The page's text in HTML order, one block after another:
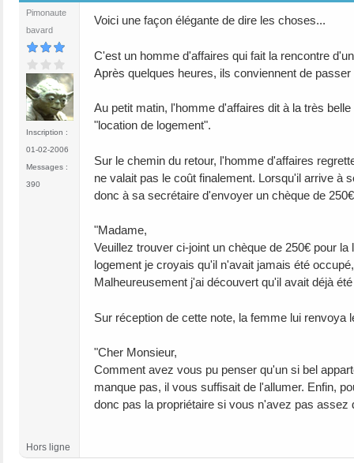
Pimonaute
bavard
Inscription :
01-02-2006
Messages :
390
Voici une façon élégante de dire les choses...
C'est un homme d'affaires qui fait la rencontre
Après quelques heures, ils conviennent de
Au petit matin, l'homme d'affaires dit à la très
"location de logement".
Sur le chemin du retour, l'homme d'affaires
ne valait pas le coût finalement. Lorsqu'il arrive à
donc à sa secrétaire d'envoyer un chèque de
"Madame,
Veuillez trouver ci-joint un chèque de 250€ pour
logement je croyais qu'il n'avait jamais été
Malheureusement j'ai découvert qu'il avait déjà
Sur réception de cette note, la femme lui renvoya
"Cher Monsieur,
Comment avez vous pu penser qu'un si bel
manque pas, il vous suffisait de l'allumer. Enfin,
donc pas la propriétaire si vous n'avez pas assez
Hors ligne